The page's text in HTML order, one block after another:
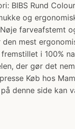
BIBS Rund
og
farveafstemt
den mest
i 100%
der gør det
Køb hos
denne side kan